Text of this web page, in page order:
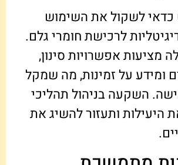
כדאי לשקול את השימוש
לרכישת חומרי גלם.
מציעות אפשרויות סינון,
ומידע על זמינות, מה שמקל
השקעה בניהול תהליכי
היעילות ותעזור להשיג את